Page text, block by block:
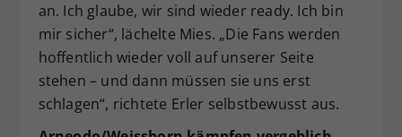
an. Ich glaube, wir sind wieder ready. Ich bin
mir sicher“, lächelte Mies. „Die Fans werden
hoffentlich wieder voll auf unserer Seite
stehen – und dann müssen sie uns erst
schlagen“, richtete Erler selbstbewusst aus.